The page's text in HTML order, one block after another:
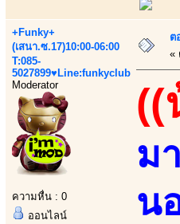
+Funky+
(เสนา.ซ.17)10:00-06:00
T:085-
5027899♥Line:funkyclub
Moderator
ความหื่น : 0
ออนไลน์
ต
«
((
ม
น